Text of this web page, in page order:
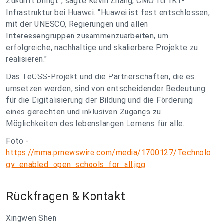
Infrastruktur bei Huawei. "Huawei ist fest entschlossen,
mit der UNESCO, Regierungen und allen
Interessengruppen zusammenzuarbeiten, um
erfolgreiche, nachhaltige und skalierbare Projekte zu
realisieren."
Das TeOSS-Projekt und die Partnerschaften, die es
umsetzen werden, sind von entscheidender Bedeutung
für die Digitalisierung der Bildung und die Förderung
eines gerechten und inklusiven Zugangs zu
Möglichkeiten des lebenslangen Lernens für alle.
Foto -
https://mma.prnewswire.com/media/1700127/Technolo
gy_enabled_open_schools_for_all.jpg
Rückfragen & Kontakt
Xingwen Shen